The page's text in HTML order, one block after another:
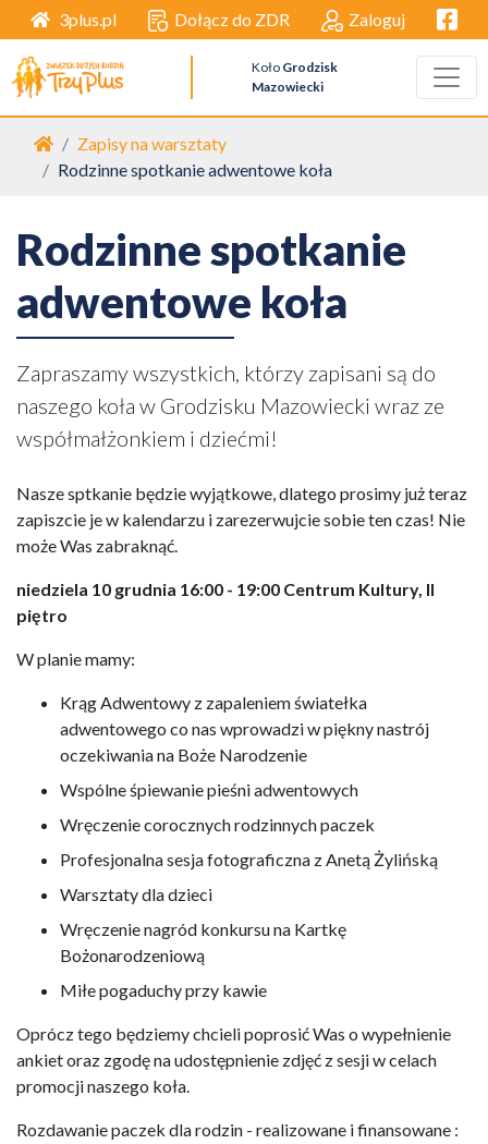
3plus.pl Dołącz do ZDR Zaloguj
Koło Grodzisk
Mazowiecki
Strona główna
Zapisy na warsztaty
Rodzinne spotkanie adwentowe koła
Rodzinne spotkanie
adwentowe koła
Zapraszamy wszystkich, którzy zapisani są do
naszego koła w Grodzisku Mazowiecki wraz ze
współmałżonkiem i dziećmi!
Nasze sptkanie będzie wyjątkowe, dlatego prosimy już teraz
zapiszcie je w kalendarzu i zarezerwujcie sobie ten czas! Nie
może Was zabraknąć.
niedziela 10 grudnia 16:00 - 19:00 Centrum Kultury, II
piętro
W planie mamy:
Krąg Adwentowy z zapaleniem światełka
adwentowego co nas wprowadzi w piękny nastrój
oczekiwania na Boże Narodzenie
Wspólne śpiewanie pieśni adwentowych
Wręczenie corocznych rodzinnych paczek
Profesjonalna sesja fotograficzna z Anetą Żylińską
Warsztaty dla dzieci
Wręczenie nagród konkursu na Kartkę
Bożonarodzeniową
Miłe pogaduchy przy kawie
Oprócz tego będziemy chcieli poprosić Was o wypełnienie
ankiet oraz zgodę na udostępnienie zdjęć z sesji w celach
promocji naszego koła.
Rozdawanie paczek dla rodzin - realizowane i finansowane :